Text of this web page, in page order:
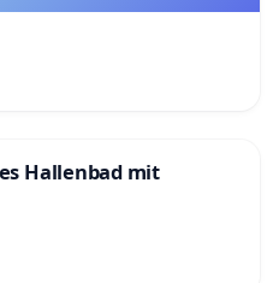
Hallenbad mit